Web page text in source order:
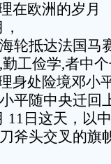
在欧洲的岁月
轮抵达法国马
工俭学,者中
身处险境邓小
平随中央迁回
11日这天，以
斧头交叉的旗